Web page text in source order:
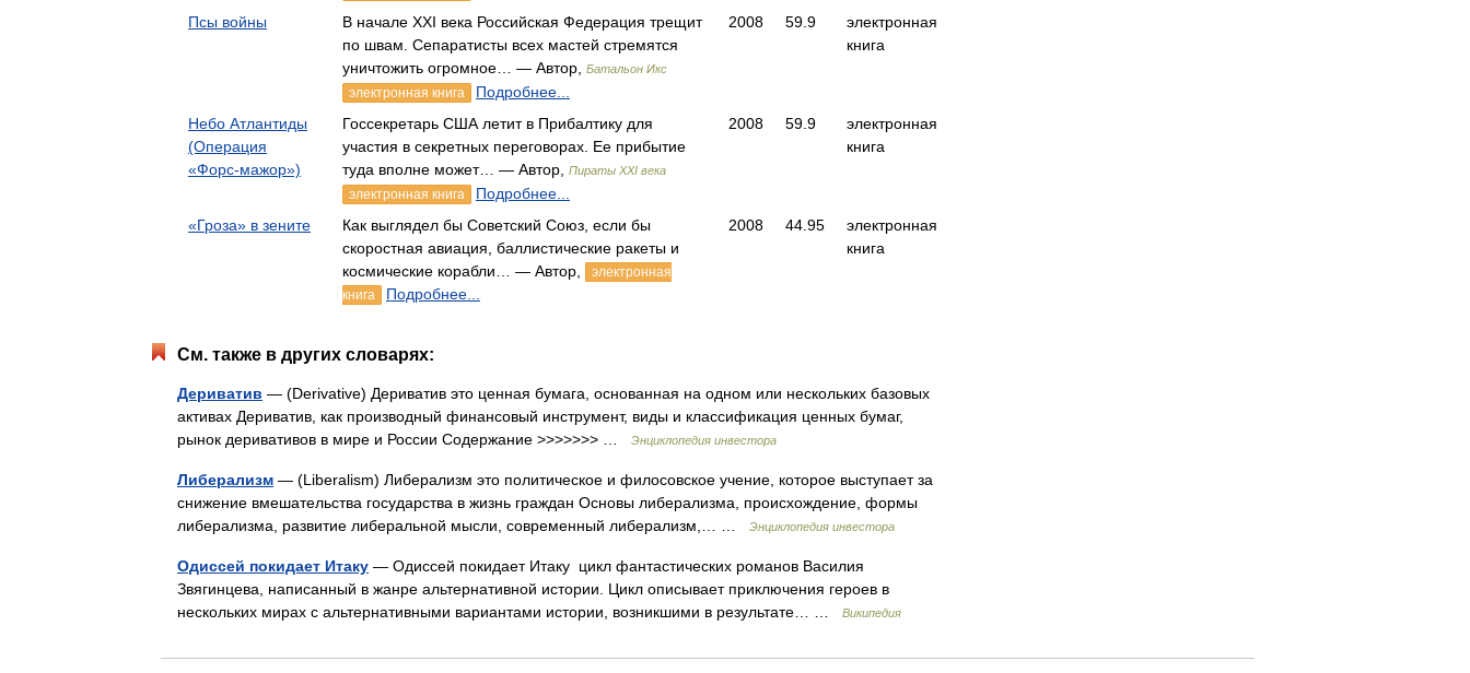
Псы войны
В начале XXI века Российская Федерация трещит
по швам. Сепаратисты всех мастей стремятся
уничтожить огромное… — Автор,
Батальон Икс
электронная книга Подробнее...
2008 59.9
электронная
книга
Небо Атлантиды
(Операция
«Форс-мажор»)
Госсекретарь США летит в Прибалтику для
участия в секретных переговорах. Ее прибытие
туда вполне может… — Автор,
Пираты XXI века
электронная книга Подробнее...
2008 59.9
электронная
книга
«Гроза» в зените
Как выглядел бы Советский Союз, если бы
скоростная авиация, баллистические ракеты и
космические корабли… — Автор,
электронная
книга
Подробнее...
2008 44.95
электронная
книга
См. также в других словарях:
Дериватив — (Derivative) Дериватив это ценная бумага, основанная на одном или нескольких базовых
активах Дериватив, как производный финансовый инструмент, виды и классификация ценных бумаг,
рынок деривативов в мире и России Содержание >>>>>>> …
Энциклопедия инвестора
Либерализм — (Liberalism) Либерализм это политическое и филосовское учение, которое выступает за
снижение вмешательства государства в жизнь граждан Основы либерализма, происхождение, формы
либерализма, развитие либеральной мысли, современный либерализм,… …
Энциклопедия инвестора
Одиссей покидает Итаку — Одиссей покидает Итаку цикл фантастических романов Василия
Звягинцева, написанный в жанре альтернативной истории. Цикл описывает приключения героев в
нескольких мирах с альтернативными вариантами истории, возникшими в результате… …
Википедия